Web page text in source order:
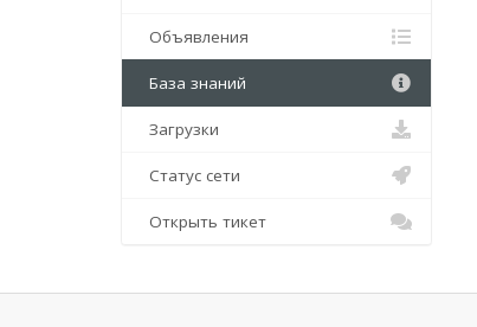
Объявления
База знаний
Загрузки
Статус сети
Открыть тикет